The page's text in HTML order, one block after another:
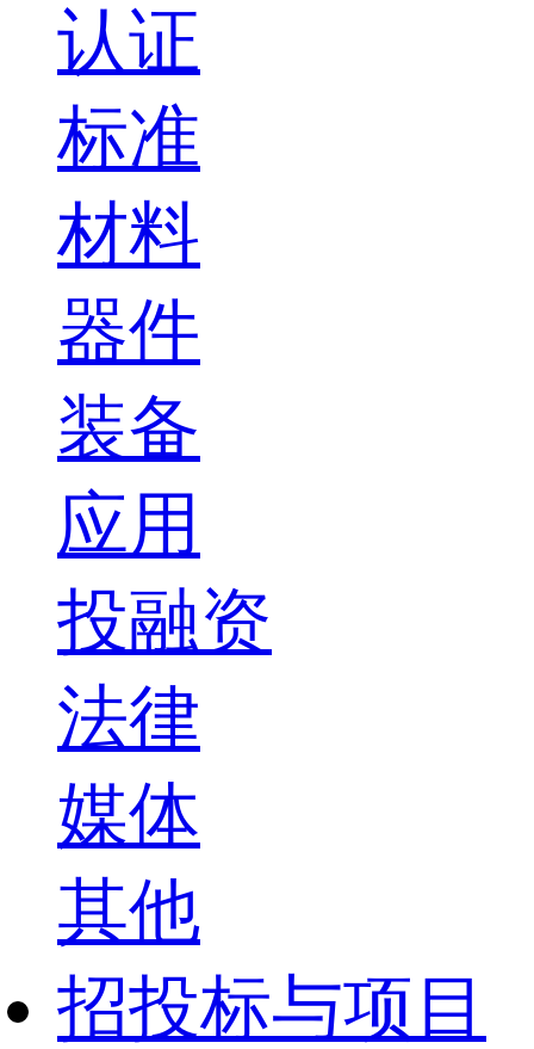
认证
标准
材料
器件
装备
应用
投融资
法律
媒体
其他
招投标与项目